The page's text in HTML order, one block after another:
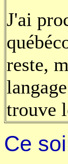
J'ai
reste,
trouve
Ce